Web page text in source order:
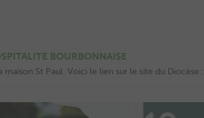
BOURBONNAISE
maison St Paul. Voici le lien sur le site du Diocèse :